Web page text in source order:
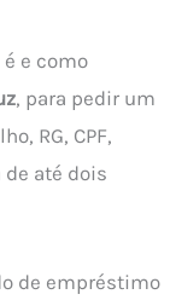
e como
, para pedir um
RG, CPF,
até dois
de empréstimo